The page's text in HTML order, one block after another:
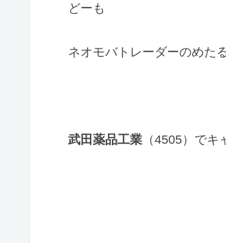
どーも
ネオモバトレーダーのめた
武田薬品工業 （4505）で